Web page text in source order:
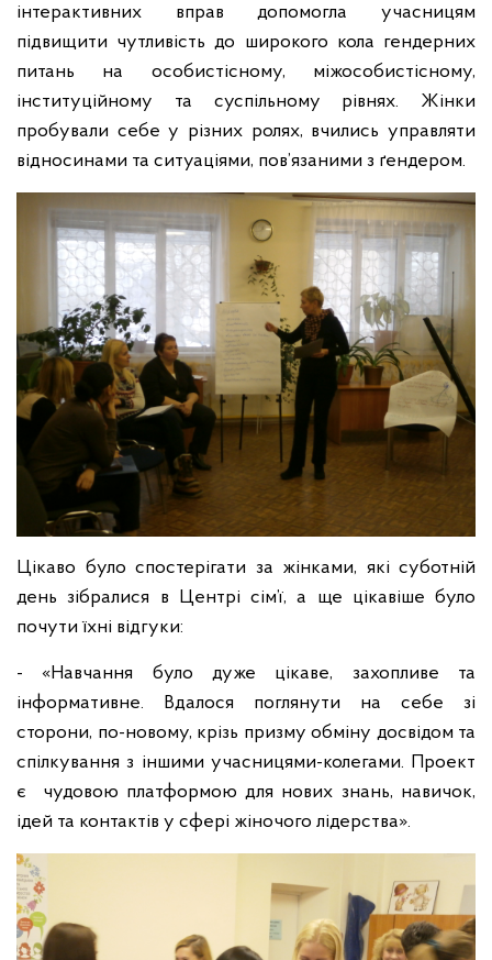
інтерактивних вправ допомогла учасницям
підвищити чутливість до широкого кола гендерних
питань на особистісному, міжособистісному,
інституційному та суспільному рівнях. Жінки
пробували себе у різних ролях, вчились управляти
відносинами та ситуаціями, пов’язаними з ґендером.
Цікаво було спостерігати за жінками, які суботній
день зібралися в Центрі сім’ї, а ще цікавіше було
почути їхні відгуки:
- «Навчання було дуже цікаве, захопливе та
інформативне. Вдалося поглянути на себе зі
сторони, по-новому, крізь призму обміну досвідом та
спілкування з іншими учасницями-колегами. Проект
є чудовою платформою для нових знань, навичок,
ідей та контактів у сфері жіночого лідерства».